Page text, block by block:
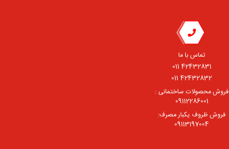
تماس با ما
42432831 011
42432832 011
فروش محصولات ساختمانی :
09112286001
فروش ظروف یکبار مصرف:
09113197004